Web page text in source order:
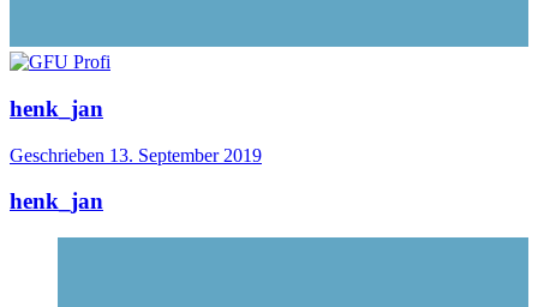
henk_jan
Geschrieben 13. September 2019
henk_jan